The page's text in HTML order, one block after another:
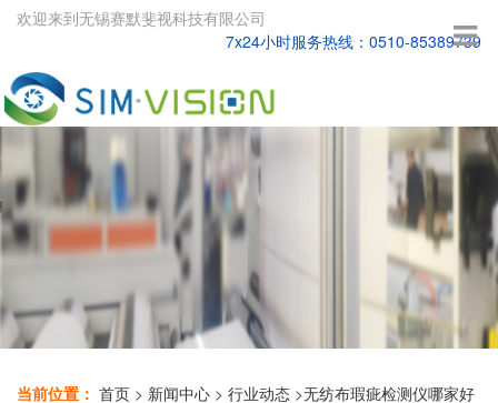
欢迎来到无锡赛默斐视科技有限公司
7x24小时服务热线：0510-85389739
当前位置： 首页 > 新闻中心 > 行业动态 >无纺布瑕疵检测仪哪家好